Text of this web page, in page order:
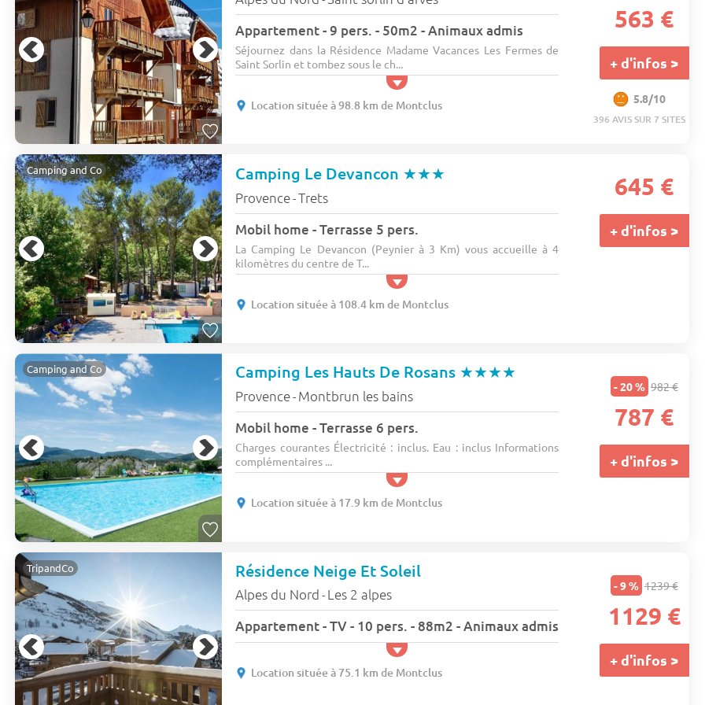
Appartement - 9 pers. - 50m2 - Animaux admis
Séjournez dans la Résidence Madame Vacances Les Fermes de
Saint Sorlin et tombez sous le ch...
Location située à 98.8 km de Montclus
563 €
+ d'infos >
5.8/10
396 AVIS SUR 7 SITES
Camping and Co Camping Le Devancon ★★★
Provence-Trets
Mobil home - Terrasse 5 pers.
La Camping Le Devancon (Peynier à 3 Km) vous accueille à 4
kilomètres du centre de T...
Location située à 108.4 km de Montclus
645 €
+ d'infos >
Camping and Co Camping Les Hauts De Rosans ★★★★
Provence- Montbrun les bains
Mobil home - Terrasse 6 pers.
Charges courantes Électricité : inclus. Eau : inclus Informations
complémentaires ...
Location située à 17.9 km de Montclus
- 20 % 982 €
787 €
+ d'infos >
TripandCo Résidence Neige Et Soleil
Alpes du Nord - Les 2 alpes
Appartement - TV - 10 pers. - 88m2 - Animaux admis
Location située à 75.1 km de Montclus
- 9 % 1239 €
1129 €
+ d'infos >